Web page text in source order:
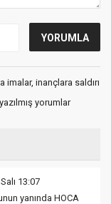
inançlara saldırı
yorumlar
13:07
yanında HOCA